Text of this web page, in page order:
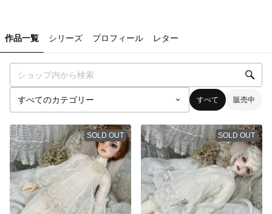
作品一覧 シリーズ プロフィール レター
すべて 販売中
SOLD OUT SOLD OUT